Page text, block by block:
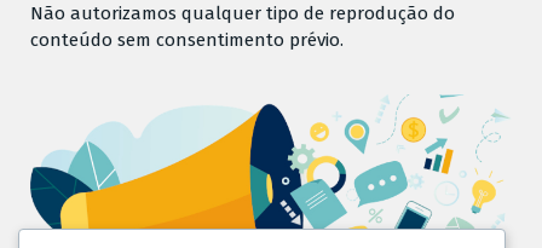
Não autorizamos qualquer tipo de reprodução do
conteúdo sem consentimento prévio.